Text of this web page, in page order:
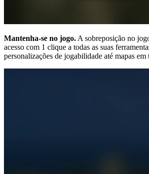
Mantenha-se no jogo. A sobreposição no
acesso com 1 clique a todas as suas
personalizações de jogabilidade até mapas em